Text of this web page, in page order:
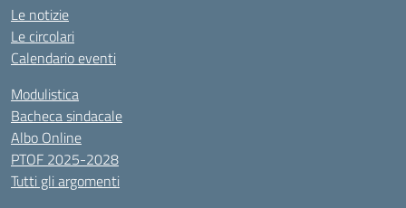
Le notizie
Le circolari
Calendario eventi
Modulistica
Bacheca sindacale
Albo Online
PTOF 2025-2028
Tutti gli argomenti